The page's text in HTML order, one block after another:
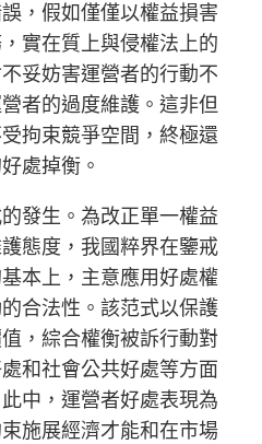
，假如僅僅以權益損害
實在質上與侵權法上的
妥妨害運營者的行動不
者的過度維護。這非但
拘束競爭空間，終極還
處掉衡。
發生。為改正單一權益
態度，我國粹界在鑒戒
本上，主意應用好處權
合法性。該范式以保護
，綜合權衡被訴行動對
和社會公共好處等方面
中，運營者好處表現為
施展經濟才能和在市場